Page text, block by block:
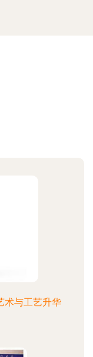
术与工艺升华